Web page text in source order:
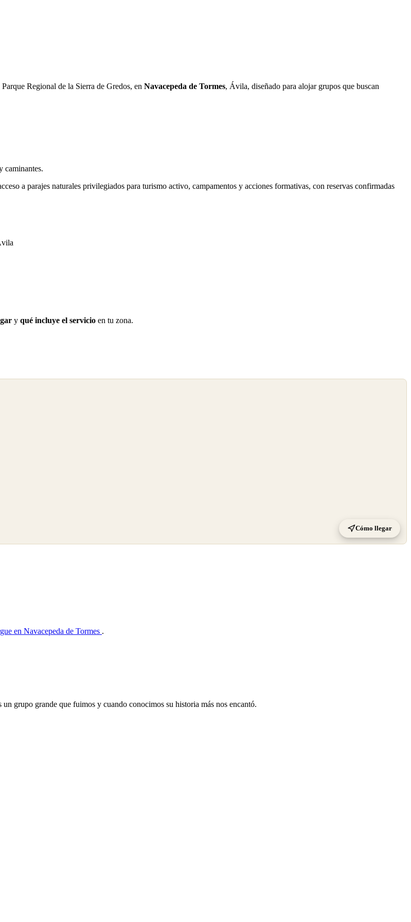
Regional de la Sierra de Gredos, en Navacepeda de Tormes, Ávila, diseñado para alojar grupos que buscan
caminantes.
a parajes naturales privilegiados para turismo activo, campamentos y acciones formativas, con reservas confirmadas
y qué incluye el servicio en tu zona.
Cómo llegar
en Navacepeda de Tormes .
grupo grande que fuimos y cuando conocimos su historia más nos encantó.